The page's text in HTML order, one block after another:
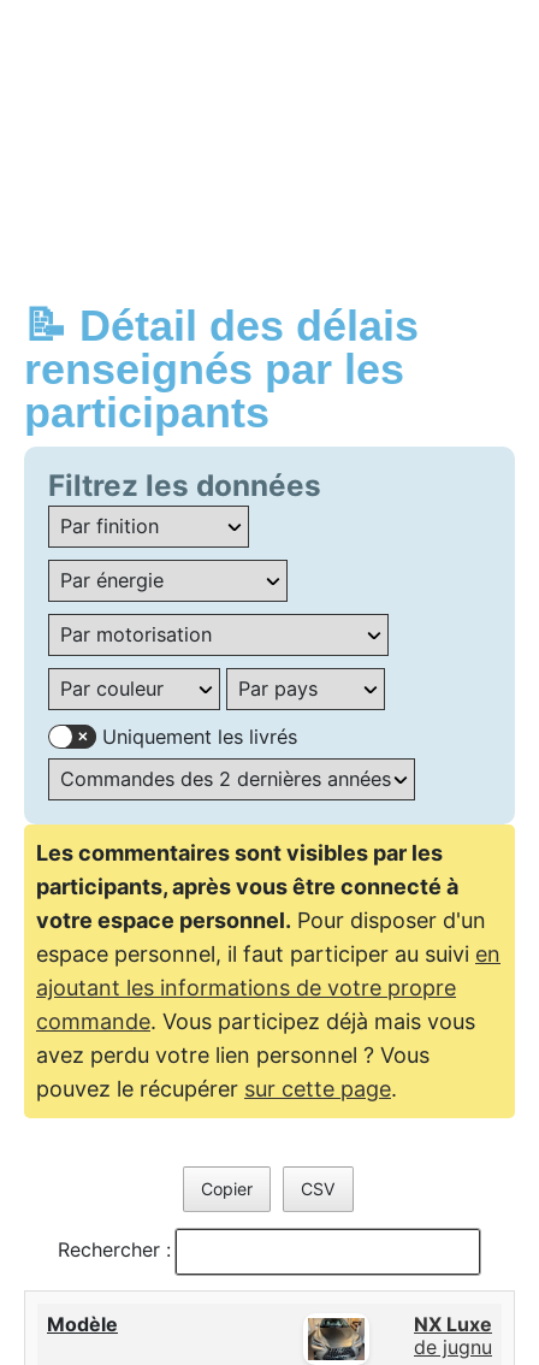
📝 Détail des délais
renseignés par les
participants
Filtrez les données
Uniquement les livrés
Les commentaires sont visibles par les
participants, après vous être connecté à
votre espace personnel. Pour disposer d'un
espace personnel, il faut participer au suivi en
ajoutant les informations de votre propre
commande. Vous participez déjà mais vous
avez perdu votre lien personnel ? Vous
pouvez le récupérer sur cette page.
Copier CSV
Rechercher :
NX Luxe
de jugnu